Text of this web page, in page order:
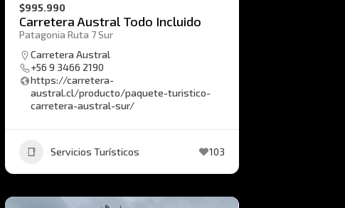
$995.990
Carretera Austral Todo Incluido
Patagonia Ruta 7 Sur
Carretera Austral
+56 9 3466 2190
https://carretera-
austral.cl/producto/paquete-turistico-
carretera-austral-sur/
Servicios Turísticos 103